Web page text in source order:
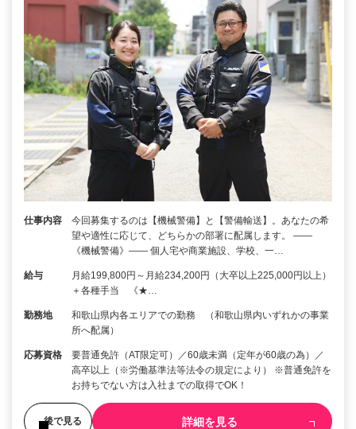
仕事内容
今回募集するのは【機械警備】と【警備輸送】。あなたの希
望や適性に応じて、どちらかの部署に配属します。 ――
《機械警備》―― 個人宅や商業施設、学校、一…
給与
月給199,800円～月給234,200円（大卒以上225,000円以上）
＋各種手当 《★…
勤務地
和歌山県内各エリアでの勤務 （和歌山県内いずれかの事業
所へ配属）
応募資格
要普通免許（AT限定可）／60歳未満（定年が60歳の為）／
高卒以上（※労働基準法等法令の規定により） ※普通免許を
お持ちでない方は入社までの取得でOK！
後で見る 詳細を見る